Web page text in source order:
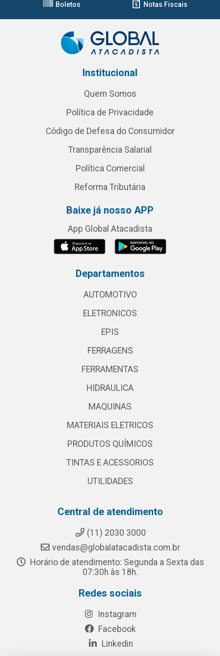
Boletos Notas Fiscais
Institucional
Quem Somos
Política de Privacidade
Código de Defesa do Consumidor
Transparência Salarial
Política Comercial
Reforma Tributária
Baixe já nosso APP
App Global Atacadista
Departamentos
AUTOMOTIVO
ELETRONICOS
EPIS
FERRAGENS
FERRAMENTAS
HIDRAULICA
MAQUINAS
MATERIAIS ELETRICOS
PRODUTOS QUÍMICOS
TINTAS E ACESSORIOS
UTILIDADES
Central de atendimento
(11) 2030 3000
vendas@globalatacadista.com.br
Horário de atendimento: Segunda a Sexta das
07:30h às 18h.
Redes sociais
Instagram
Facebook
Linkedin